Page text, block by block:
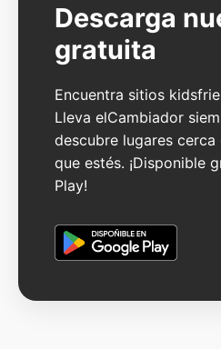
Descarga
gratuita
Encuentra sitios
Lleva elCambiador
descubre lugares
que estés. ¡Disponible
Play!